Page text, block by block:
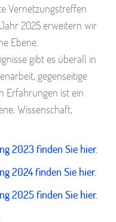
Vernetzungstreffen
2025 erweitern wir
Ebene.
gibt es überall in
gegenseitige
Erfahrungen ist ein
Wissenschaft,
2023 finden Sie hier.
2024 finden Sie hier.
2025 finden Sie hier.